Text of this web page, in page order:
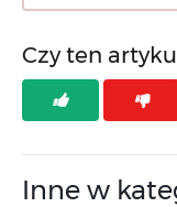
Czy ten
Inne w